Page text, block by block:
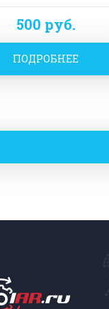
500 руб.
ПОДРОБНЕЕ